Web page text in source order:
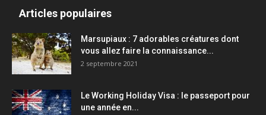
Articles populaires
Marsupiaux : 7 adorables créatures dont
vous allez faire la connaissance...
2 septembre 2021
Le Working Holiday Visa : le passeport pour
une année en...